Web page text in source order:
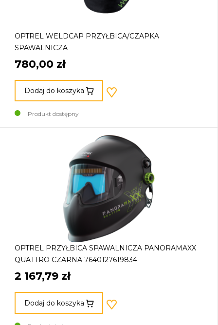
OPTREL WELDCAP PRZYŁBICA/CZAPKA
SPAWALNICZA
780,00 zł
Dodaj do koszyka
Produkt dostępny
OPTREL PRZYŁBICA SPAWALNICZA PANORAMAXX
QUATTRO CZARNA 7640127619834
2 167,79 zł
Dodaj do koszyka